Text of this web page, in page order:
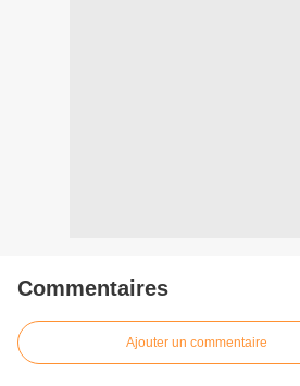
Commentaires
Ajouter un commentaire